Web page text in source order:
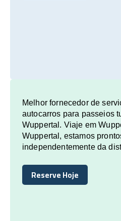
Melhor fornecedor de
autocarros para passeios
Wuppertal. Viaje em
Wuppertal, estamos
independentemente da
Reserve Hoje
Reserve Hoje